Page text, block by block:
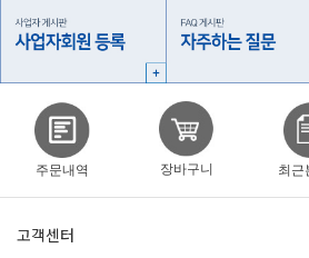
주문내역 장바구니 최근
고객센터